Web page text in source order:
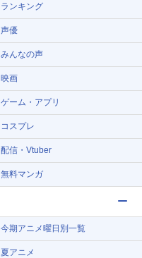
ランキング
声優
みんなの声
映画
ゲーム・アプリ
コスプレ
配信・Vtuber
無料マンガ
今期アニメ曜日別一覧
夏アニメ